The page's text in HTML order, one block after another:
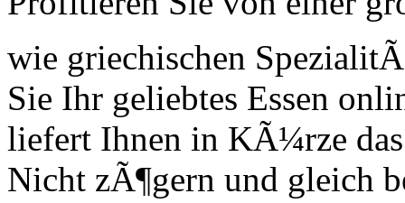
wie griechischen
Sie Ihr geliebtes Essen
liefert Ihnen in KÃ¼rze
Nicht zÃ¶gern und gleich